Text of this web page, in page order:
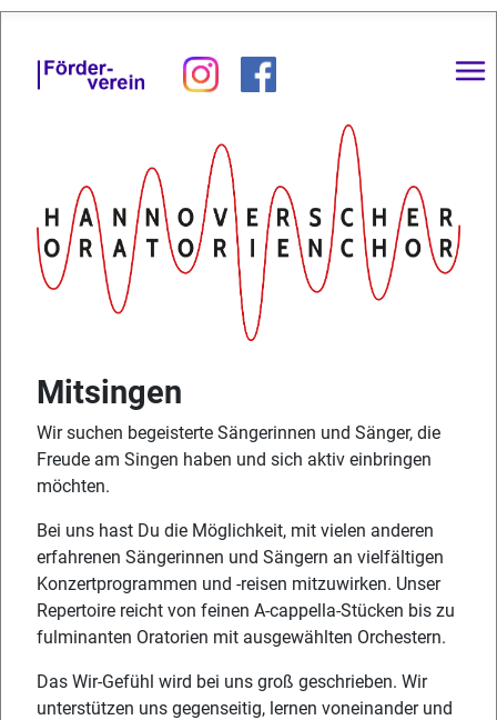
Mitsingen
Wir suchen begeisterte Sängerinnen und Sänger, die
Freude am Singen haben und sich aktiv einbringen
möchten.
Bei uns hast Du die Möglichkeit, mit vielen anderen
erfahrenen Sängerinnen und Sängern an vielfältigen
Konzertprogrammen und -reisen mitzuwirken. Unser
Repertoire reicht von feinen A-cappella-Stücken bis zu
fulminanten Oratorien mit ausgewählten Orchestern.
Das Wir-Gefühl wird bei uns groß geschrieben. Wir
unterstützen uns gegenseitig, lernen voneinander und